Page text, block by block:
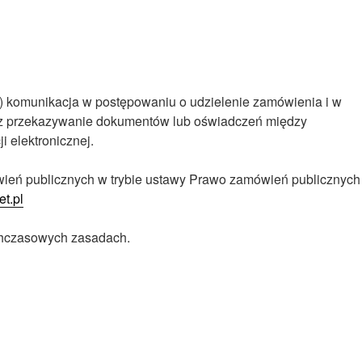
komunikacja w postępowaniu o udzielenie zamówienia i w
dokumentów lub oświadczeń między
elektronicznej.
publicznych w trybie ustawy Prawo zamówień publicznych
zasadach.